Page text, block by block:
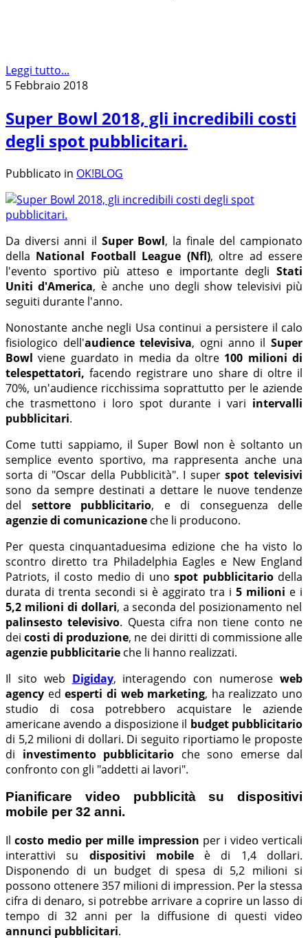
Leggi tutto...
5 Febbraio 2018
Super Bowl 2018, gli incredibili costi
degli spot pubblicitari.
Pubblicato in OK!BLOG
Da diversi anni il Super Bowl, la finale del campionato
della National Football League (Nfl), oltre ad essere
l'evento sportivo più atteso e importante degli Stati
Uniti d'America, è anche uno degli show televisivi più
seguiti durante l'anno.
Nonostante anche negli Usa continui a persistere il calo
fisiologico dell'audience televisiva, ogni anno ilSuper
Bowl viene guardato in media da oltre 100 milioni di
telespettatori, facendo registrare uno share di oltre il
70%, un'audience ricchissima soprattutto per le aziende
che trasmettono i loro spot durante i vari intervalli
pubblicitari.
Come tutti sappiamo, il Super Bowl non è soltanto un
semplice evento sportivo, ma rappresenta anche una
sorta di "Oscar della Pubblicità". I superspot televisivi
sono da sempre destinati a dettare le nuove tendenze
del settore pubblicitario, e di conseguenza delle
agenzie di comunicazione che li producono.
Per questa cinquantaduesima edizione che ha visto lo
scontro diretto tra Philadelphia Eagles e New England
Patriots, il costo medio di uno spot pubblicitariodella
durata di trenta secondi si è aggirato tra i 5 milioni e i
5,2 milioni di dollari, a seconda del posizionamento nel
palinsesto televisivo. Questa cifra non tiene conto ne
deicosti di produzione, ne dei diritti di commissione alle
agenzie pubblicitarie che li hanno realizzati.
Il sito web Digiday, interagendo con numeroseweb
agency edesperti di web marketing, ha realizzato uno
studio di cosa potrebbero acquistare le aziende
americane avendo a disposizione il budget pubblicitario
di 5,2 milioni di dollari. Di seguito riportiamo le proposte
di investimento pubblicitario che sono emerse dal
confronto con gli "addetti ai lavori".
Pianificare video pubblicità su dispositivi
mobile per 32 anni.
Ilcosto medio per mille impression per i video verticali
interattivi su dispositivi mobileè di 1,4 dollari.
Disponendo di un budget di spesa di 5,2 milioni si
possono ottenere 357 milioni di impression. Per la stessa
cifra di denaro, si potrebbe arrivare a coprire un lasso di
tempo di 32 anni per la diffusione di questi video
annunci pubblicitari.